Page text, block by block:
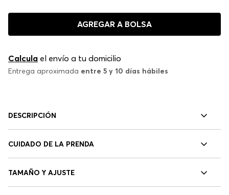
AGREGAR A BOLSA
Calcula el envío a tu domicilio
Entrega aproximada entre 5 y 10 días hábiles
DESCRIPCIÓN
CUIDADO DE LA PRENDA
TAMAÑO Y AJUSTE